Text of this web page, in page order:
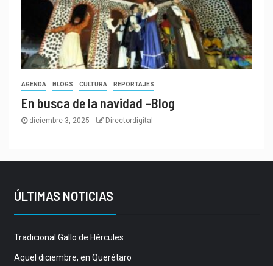
AGENDA BLOGS CULTURA REPORTAJES
En busca de la navidad –Blog
diciembre 3, 2025 Directordigital
ÚLTIMAS NOTICIAS
Tradicional Gallo de Hércules
Aquel diciembre, en Querétaro